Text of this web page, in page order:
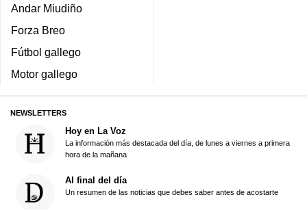
Andar Miudiño
Forza Breo
Fútbol gallego
Motor gallego
NEWSLETTERS
Hoy en La Voz
La información más destacada del día, de lunes a viernes a primera
hora de la mañana
Al final del día
Un resumen de las noticias que debes saber antes de acostarte